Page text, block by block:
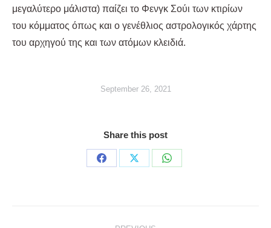
μεγαλύτερο μάλιστα) παίζει το Φενγκ Σούι των κτιρίων
του κόμματος όπως και ο γενέθλιος αστρολογικός χάρτης
του αρχηγού της και των ατόμων κλειδιά.
September 26, 2021
Share this post
Share
Share
Share